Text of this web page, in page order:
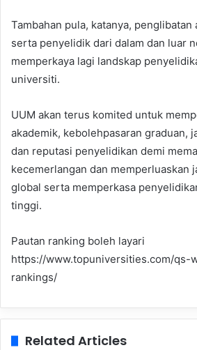
Tambahan pula, katanya,
serta penyelidik dari dalam dan luar
memperkaya lagi landskap
universiti.
UUM akan terus komited untuk
akademik, kebolehpasaran graduan,
dan reputasi penyelidikan demi
kecemerlangan dan memperluaskan
global serta memperkasa
tinggi.
Pautan ranking boleh layari
https://www.topuniversities.com/qs-
rankings/
Related Articles